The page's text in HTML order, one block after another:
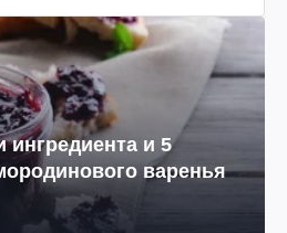
ингредиента и 5
варенья